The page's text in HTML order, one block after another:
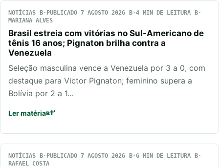
NOTÍCIAS PUBLICADO 7 AGOSTO 2026
4 MIN DE LEITURA
MARIANA ALVES
Brasil estreia com vitórias no Sul-Americano de
tênis 16 anos; Pignaton brilha contra a
Venezuela
Seleção masculina vence a Venezuela por 3 a 0, com
destaque para Victor Pignaton; feminino supera a
Bolívia por 2 a 1…
Ler matéria
NOTÍCIAS PUBLICADO 7 AGOSTO 2026
6 MIN DE LEITURA
RAFAEL COSTA